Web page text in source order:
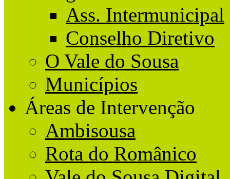
Ass. Intermunicipal
Conselho Diretivo
O Vale do Sousa
Municípios
Áreas de Intervenção
Ambisousa
Rota do Românico